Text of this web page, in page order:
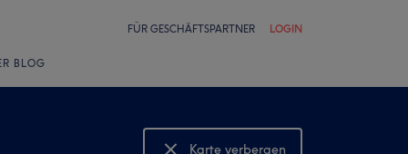
FÜR GESCHÄFTSPARTNER LOGIN
BLOG
Karte verbergen